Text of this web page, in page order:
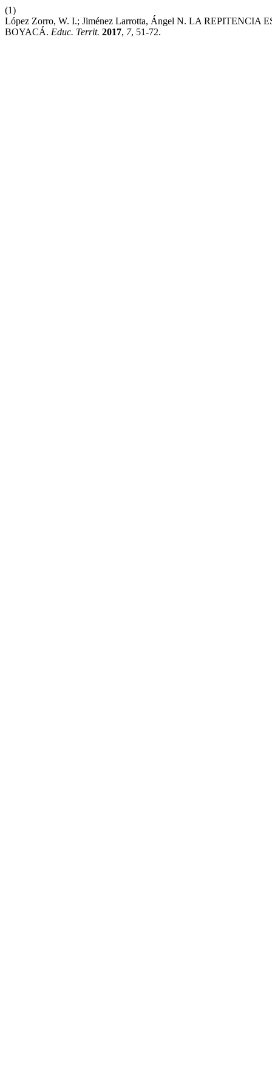
(1)
López Zorro, W. I.; Jiménez Larrotta, Ángel N. LA
BOYACÁ. Educ. Territ. 2017, 7, 51-72.